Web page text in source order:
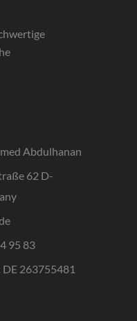
Abdulhanan
62 D-
95 83
263755481